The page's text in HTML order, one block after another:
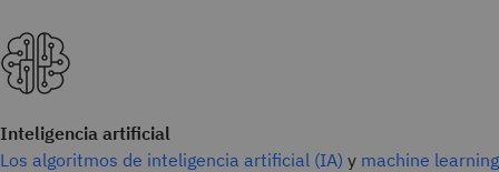
Inteligencia artificial
Los algoritmos de inteligencia artificial (IA) y machine learning